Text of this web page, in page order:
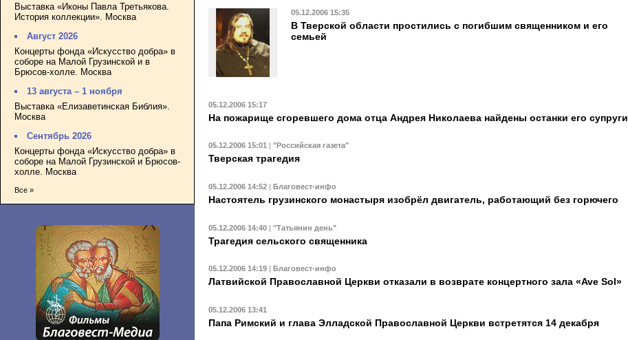
Выставка «Иконы Павла Третьякова.
История коллекции». Москва
Август 2026
Концерты фонда «Искусство добра» в
соборе на Малой Грузинской и в
Брюсов-холле. Москва
13 августа – 1 ноября
Выставка «Елизаветинская Библия».
Москва
Сентябрь 2026
Концерты фонда «Искусство добра» в
соборе на Малой Грузинской и Брюсов-
холле. Москва
Все »
05.12.2006 15:35
В Тверской области простились с погибшим священником и его
семьей
05.12.2006 15:17
На пожарище сгоревшего дома отца Андрея Николаева найдены останки его супруги
05.12.2006 15:01 "Российская газета"
Тверская трагедия
05.12.2006 14:52 | Благовест-инфо
Настоятель грузинского монастыря изобрёл двигатель, работающий без горючего
05.12.2006 14:40 | "Татьянин день"
Трагедия сельского священника
05.12.2006 14:19 Благовест-инфо
Латвийской Православной Церкви отказали в возврате концертного зала «Ave Sol»
05.12.2006 13:41
Папа Римский и глава Элладской Православной Церкви встретятся 14 декабря